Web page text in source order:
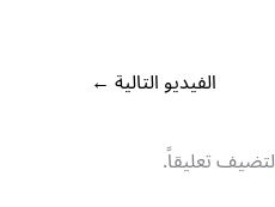
الفيديو التالية ←
لتضيف تعليقاً.